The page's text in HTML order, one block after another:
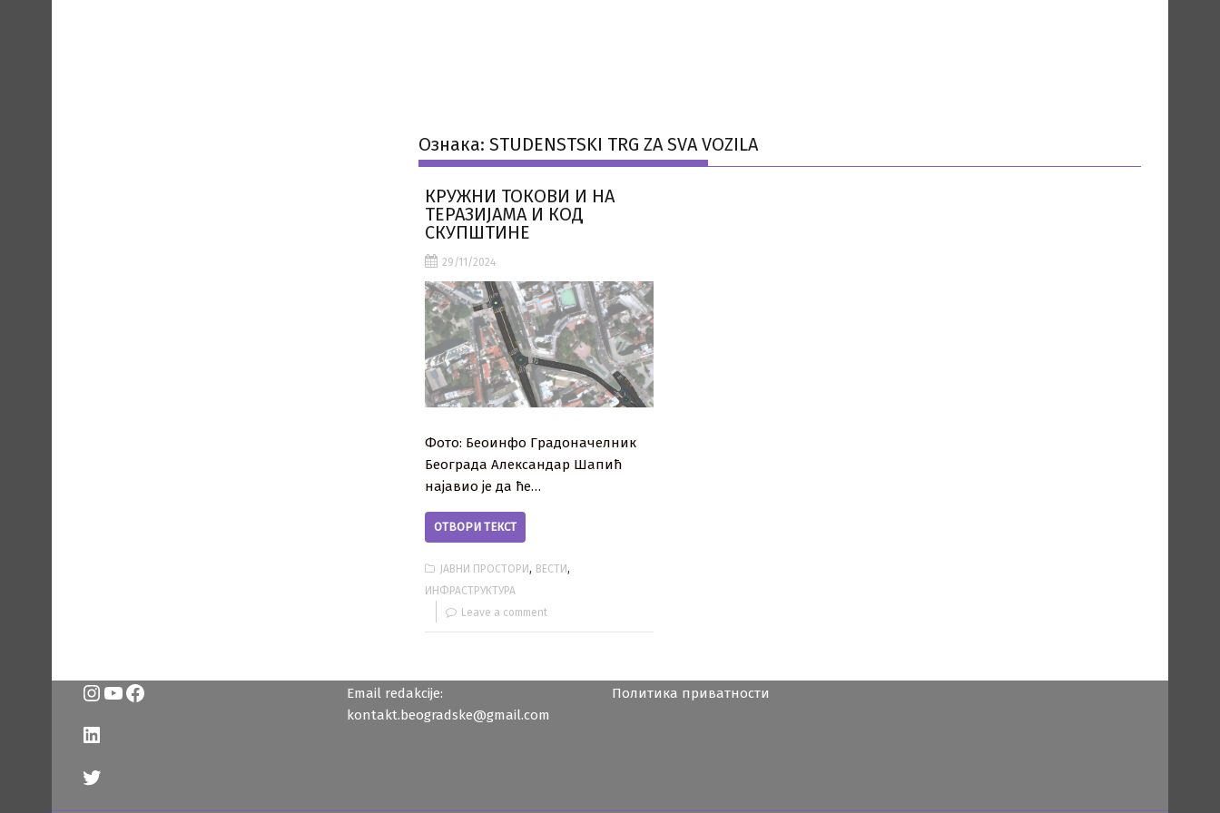
Ознака:STUDENSTSKI TRG ZA SVA VOZILA
КРУЖНИ ТОКОВИ И НА
ТЕРАЗИЈАМА И КОД
СКУПШТИНЕ
29/11/2024
Фото: Беоинфо Градоначелник
Београда Александар Шапић
најавио је да ће…
ОТВОРИ ТЕКСТ
ЈАВНИ ПРОСТОРИ, ВЕСТИ,
ИНФРАСТРУКТУРА
Leave a comment
Instagram
YouTube
Facebook
LinkedIn
Twitter
Email redakcije:
kontakt.beogradske@gmail.com
Политика приватности